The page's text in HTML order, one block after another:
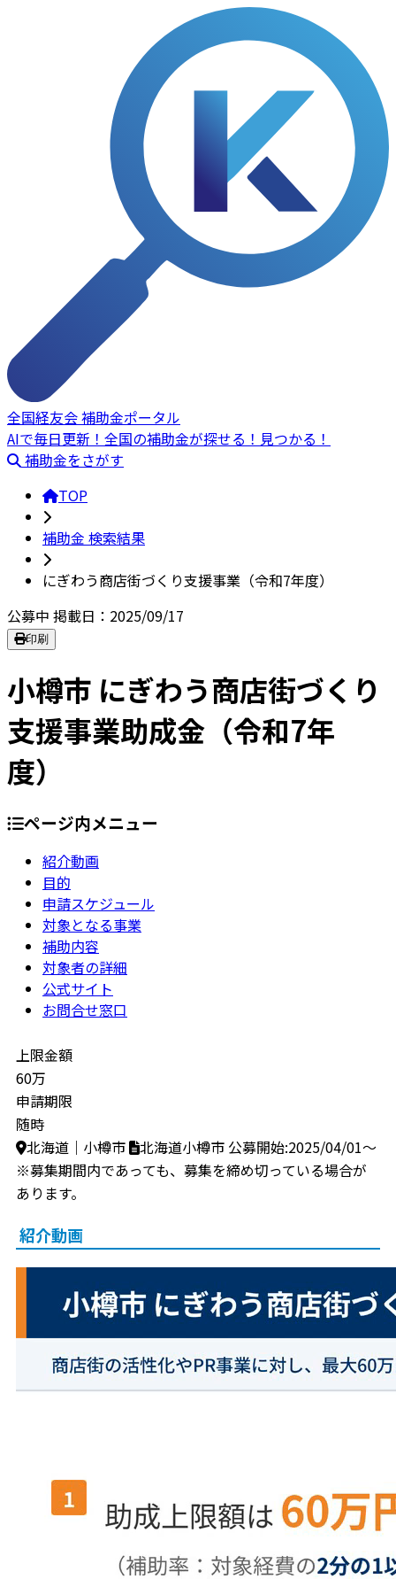
全国経友会 補助金ポータル
AIで毎日更新！全国の補助金が探せる！見つかる！
補助金をさがす
TOP
補助金 検索結果
にぎわう商店街づくり支援事業（令和7年度）
公募中 掲載日：2025/09/17
印刷
小樽市 にぎわう商店街づくり
支援事業助成金（令和7年
度）
ページ内メニュー
紹介動画
目的
申請スケジュール
対象となる事業
補助内容
対象者の詳細
公式サイト
お問合せ窓口
上限金額
60万
申請期限
随時
北海道｜小樽市
北海道小樽市 公募開始:2025/04/01～
※募集期間内であっても、募集を締め切っている場合が
あります。
紹介動画